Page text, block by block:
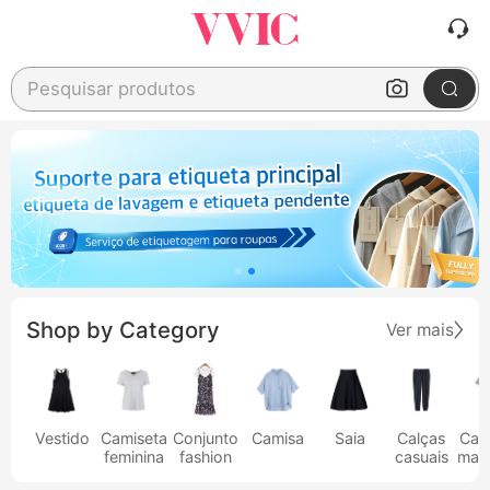
Pesquisar produtos
Shop by Category Ver mais
Vestido
Camiseta
feminina
Conjunto
fashion
Camisa Saia
Calças
casuais